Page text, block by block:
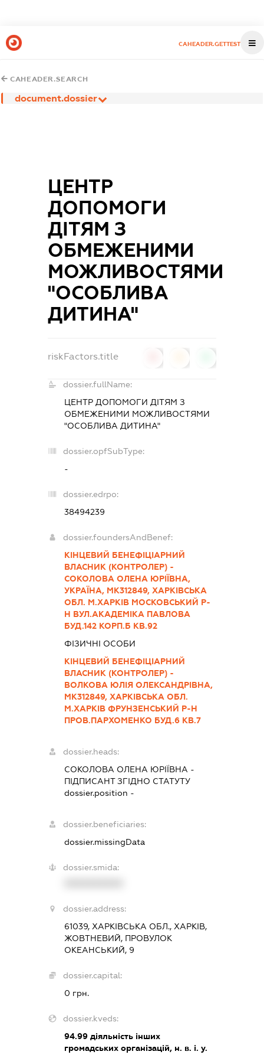
CAHEADER.GETTEST
CAHEADER.SEARCH
document.dossier
ЦЕНТР
ДОПОМОГИ
ДІТЯМ З
ОБМЕЖЕНИМИ
МОЖЛИВОСТЯМИ
"ОСОБЛИВА
ДИТИНА"
riskFactors.title
dossier.fullName:
ЦЕНТР ДОПОМОГИ ДІТЯМ З
ОБМЕЖЕНИМИ МОЖЛИВОСТЯМИ
"ОСОБЛИВА ДИТИНА"
dossier.opfSubType:
-
dossier.edrpo:
38494239
dossier.foundersAndBenef:
КІНЦЕВИЙ БЕНЕФІЦІАРНИЙ
ВЛАСНИК (КОНТРОЛЕР) -
СОКОЛОВА ОЛЕНА ЮРІЇВНА,
УКРАЇНА, МК312849, ХАРКІВСЬКА
ОБЛ. М.ХАРКІВ МОСКОВСЬКИЙ Р-
Н ВУЛ.АКАДЕМІКА ПАВЛОВА
БУД.142 КОРП.Б КВ.92
ФІЗИЧНІ ОСОБИ
КІНЦЕВИЙ БЕНЕФІЦІАРНИЙ
ВЛАСНИК (КОНТРОЛЕР) -
ВОЛКОВА ЮЛІЯ ОЛЕКСАНДРІВНА,
МК312849, ХАРКІВСЬКА ОБЛ.
М.ХАРКІВ ФРУНЗЕНСЬКИЙ Р-Н
ПРОВ.ПАРХОМЕНКО БУД.6 КВ.7
dossier.heads:
СОКОЛОВА ОЛЕНА ЮРІЇВНА -
ПІДПИСАНТЗГІДНО СТАТУТУ
dossier.position -
dossier.beneficiaries:
dossier.missingData
dossier.smida:
dossier.address:
61039, ХАРКІВСЬКА ОБЛ., ХАРКІВ,
ЖОВТНЕВИЙ, ПРОВУЛОК
ОКЕАНСЬКИЙ, 9
dossier.capital:
0 грн.
dossier.kveds:
94.99діяльність інших
громадських організацій, н. в. і. у.